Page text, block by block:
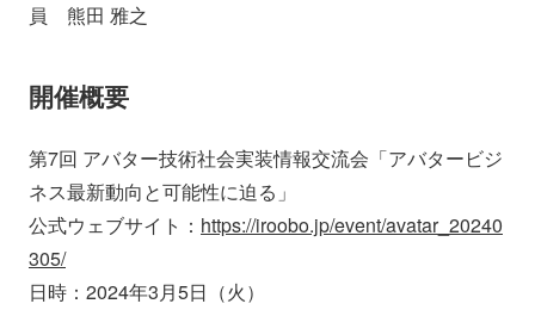
員 熊田 雅之
開催概要
第7回 アバター技術社会実装情報交流会「アバタービジ
ネス最新動向と可能性に迫る」
公式ウェブサイト： https://iroobo.jp/event/avatar_20240
305/
日時：2024年3月5日（火）